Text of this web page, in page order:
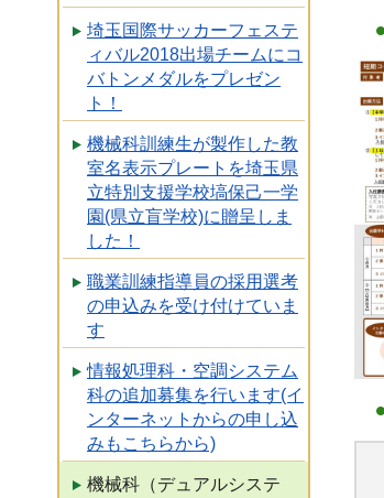
埼玉国際サッカーフェステ
ィバル2018出場チームにコ
バトンメダルをプレゼン
ト！
機械科訓練生が製作した教
室名表示プレートを埼玉県
立特別支援学校塙保己一学
園(県立盲学校)に贈呈しま
した！
職業訓練指導員の採用選考
の申込みを受け付けていま
す
情報処理科・空調システム
科の追加募集を行います(イ
ンターネットからの申し込
みもこちらから)
機械科（デュアルシステ